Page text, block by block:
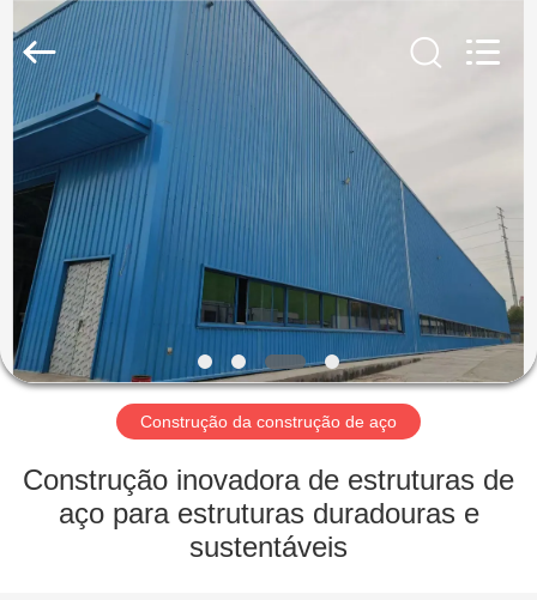
PARA
CASA
PRODUTOS
VÍDEOS
ESPETÁCULO
SOBRE
Qingdao
KaFa
Fabrication
Co.,
Ltd..
Rights
Reserved.
Construção da construção de aço
Construção inovadora de estruturas de
aço para estruturas duradouras e
sustentáveis